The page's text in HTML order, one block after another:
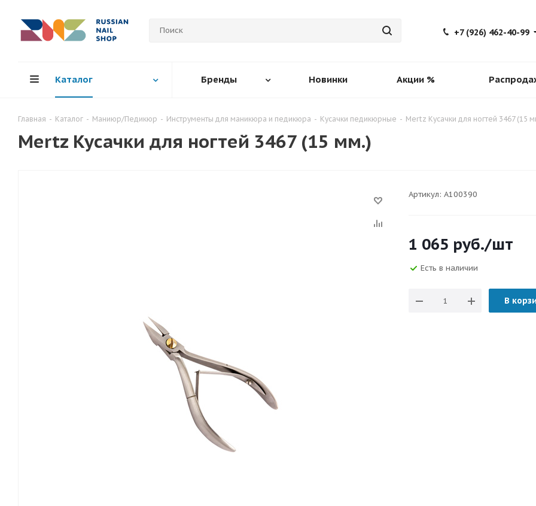
+7 (926) 462-40-99
Каталог Бренды Новинки Акции %
Главная - Каталог - Маниюр/Педикюр - Инструменты для маникюра и педикюра - Кусачки педикюрные - Mertz Кусачки для ногтей 3467 (15
Mertz Кусачки для ногтей 3467 (15 мм.)
Артикул: A100390
1 065 руб./шт
Есть в наличии
В